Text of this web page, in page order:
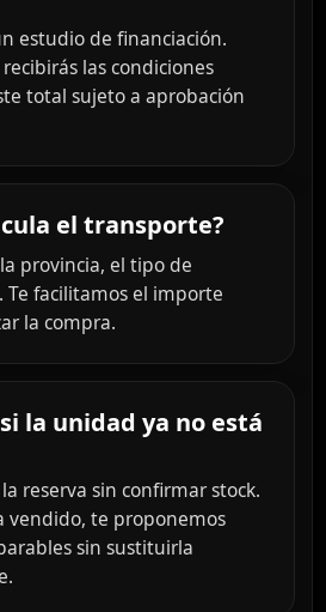
estudio de financiación.
las condiciones
total sujeto a aprobación
el transporte?
provincia, el tipo de
Te facilitamos el importe
la compra.
la unidad ya no está
reserva sin confirmar stock.
vendido, te proponemos
sin sustituirla